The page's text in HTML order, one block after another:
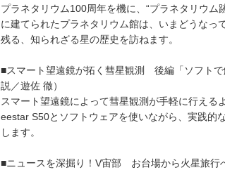
プラネタリウム100周年を機に、“プラネタリウム
に建てられたプラネタリウム館は、いまどうなっ
残る、知られざる星の歴史を訪ねます。
■スマート望遠鏡が拓く彗星観測 後編「ソフト
説／遊佐 徹）
スマート望遠鏡によって彗星観測が手軽に行える
eestar S50とソフトウェアを使いながら、実践的
します。
■ニュースを深掘り！V宙部 お台場から火星旅行